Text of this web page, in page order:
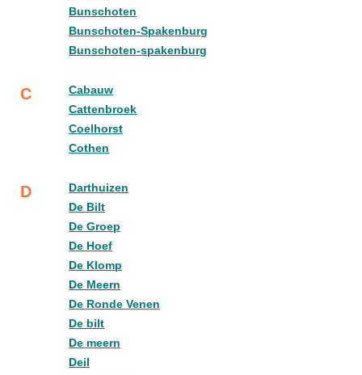
Bunschoten
Bunschoten-Spakenburg
Bunschoten-spakenburg
C
Cabauw
Cattenbroek
Coelhorst
Cothen
D
Darthuizen
De Bilt
De Groep
De Hoef
De Klomp
De Meern
De Ronde Venen
De bilt
De meern
Deil